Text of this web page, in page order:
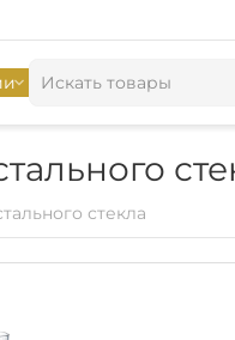
стекла